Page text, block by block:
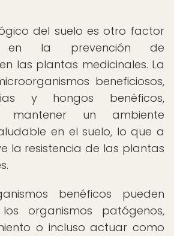
del suelo es otro factor
en la prevención de
las plantas medicinales. La
beneficiosos,
y hongos benéficos,
mantener un ambiente
en el suelo, lo que a
la resistencia de las plantas
benéficos pueden
organismos patógenos,
o incluso actuar como